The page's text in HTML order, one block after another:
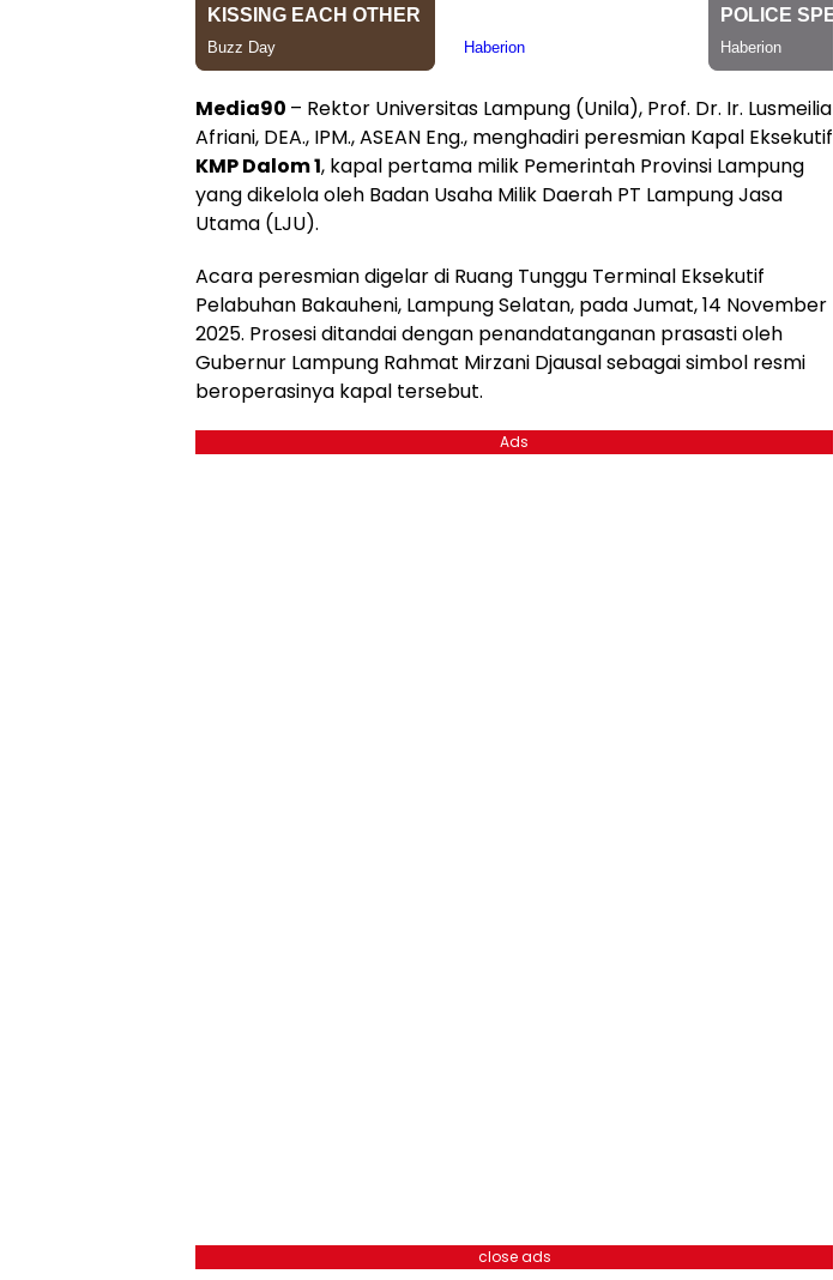
Media90 – Rektor Universitas Lampung (Unila), Prof. Dr. Ir. Lusmeilia
Afriani, DEA., IPM., ASEAN Eng., menghadiri peresmian Kapal Eksekutif
KMP Dalom 1, kapal pertama milik Pemerintah Provinsi Lampung
yang dikelola oleh Badan Usaha Milik Daerah PT Lampung Jasa
Utama (LJU).
Acara peresmian digelar di Ruang Tunggu Terminal Eksekutif
Pelabuhan Bakauheni, Lampung Selatan, pada Jumat, 14 November
2025. Prosesi ditandai dengan penandatanganan prasasti oleh
Gubernur Lampung Rahmat Mirzani Djausal sebagai simbol resmi
beroperasinya kapal tersebut.
Ads
close ads